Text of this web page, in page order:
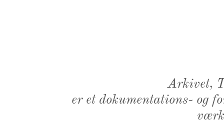
Arkivet,
er et dokumentations- og